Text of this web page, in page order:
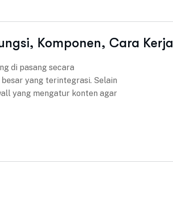
Komponen, Cara Kerja
di pasang secara
yang terintegrasi. Selain
yang mengatur konten agar